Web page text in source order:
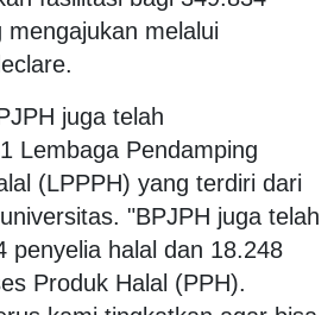
melalui
juga telah
Lembaga Pendamping
(LPPPH) yang terdiri dari
"BPJPH juga telah
penyelia halal dan 18.248
Produk Halal (PPH).